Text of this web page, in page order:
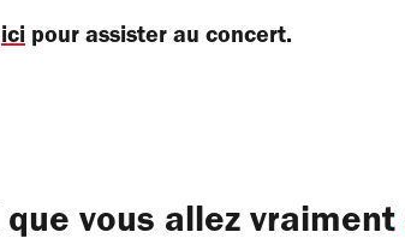
ici pour assister au concert.
que vous allez vraiment